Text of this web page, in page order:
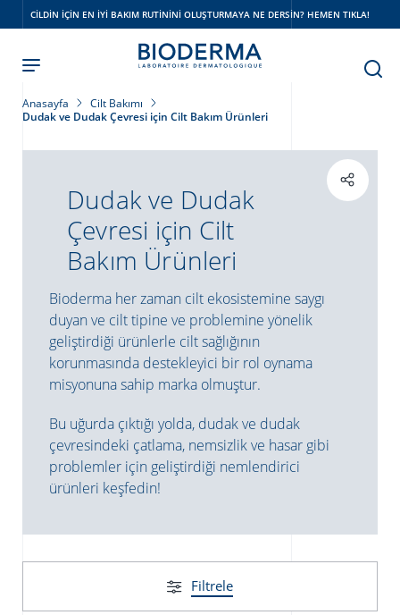
CILDIN IÇIN EN IYI BAKIM RUTININI OLUŞTURMAYA NE DERSIN? HEMEN TIKLA!
Anasayfa
Cilt Bakımı
Dudak ve Dudak Çevresi için Cilt Bakım Ürünleri
Dudak ve Dudak
Çevresi için Cilt
Bakım Ürünleri
Bioderma her zaman cilt ekosistemine saygı
duyan ve cilt tipine ve problemine yönelik
geliştirdiği ürünlerle cilt sağlığının
korunmasında destekleyici bir rol oynama
misyonuna sahip marka olmuştur.
Bu uğurda çıktığı yolda, dudak ve dudak
çevresindeki çatlama, nemsizlik ve hasar gibi
problemler için geliştirdiği nemlendirici
ürünleri keşfedin!
Filtrele